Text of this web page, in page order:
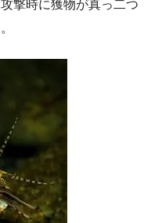
撃時に獲物が真っ二つ